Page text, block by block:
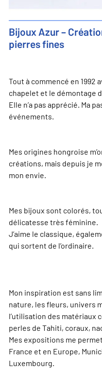
Bijoux Azur –
pierres fines
Tout à commencé en 1992
chapelet et le démontage
Elle n’a pas apprécié. Ma
événements.
Mes origines hongroise
créations, mais depuis je
mon envie.
Mes bijoux sont colorés,
délicatesse très féminine.
J’aime le classique,
qui sortent de l’ordinaire.
Mon inspiration est sans
nature, les fleurs, univers
l’utilisation des matériaux
perles de Tahiti, coraux,
Mes expositions me
France et en Europe,
Luxembourg.